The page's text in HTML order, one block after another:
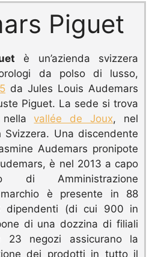
Piguet
è un’azienda svizzera
da polso di lusso,
da Jules Louis Audemars
Piguet. La sede si trova
nellavallée de Joux, nel
Svizzera. Una discendente
Audemars pronipote
è nel 2013 a capo
di Amministrazione
è presente in 88
dipendenti (di cui 900 in
di una dozzina di filiali
23 negozi assicurano la
dei prodotti in tutto il